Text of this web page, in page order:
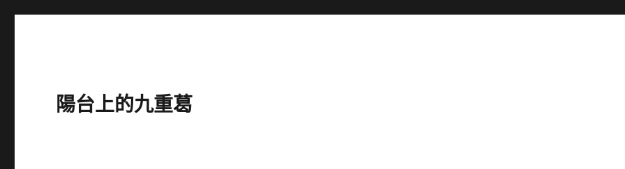
陽台上的九重葛